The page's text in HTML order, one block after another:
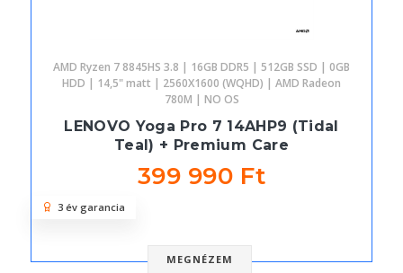
AMD Ryzen 7 8845HS 3.8 | 16GB DDR5 | 512GB SSD | 0GB
HDD | 14,5" matt | 2560X1600 (WQHD) | AMD Radeon
780M | NO OS
LENOVO Yoga Pro 7 14AHP9 (Tidal
Teal) + Premium Care
399 990 Ft
MEGNÉZEM
3 év garancia